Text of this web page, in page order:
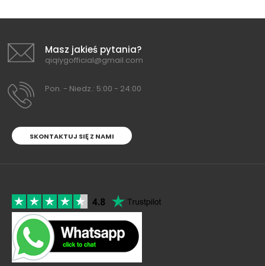
Masz jakieś pytania?
qiqiygofficial@gmail.com
Pon. - Niedz.: 5:00 - 24:00
SKONTAKTUJ SIĘ Z NAMI